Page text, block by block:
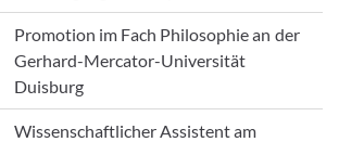
Promotion im Fach Philosophie an der
Gerhard-Mercator-Universität
Duisburg
Wissenschaftlicher Assistent am